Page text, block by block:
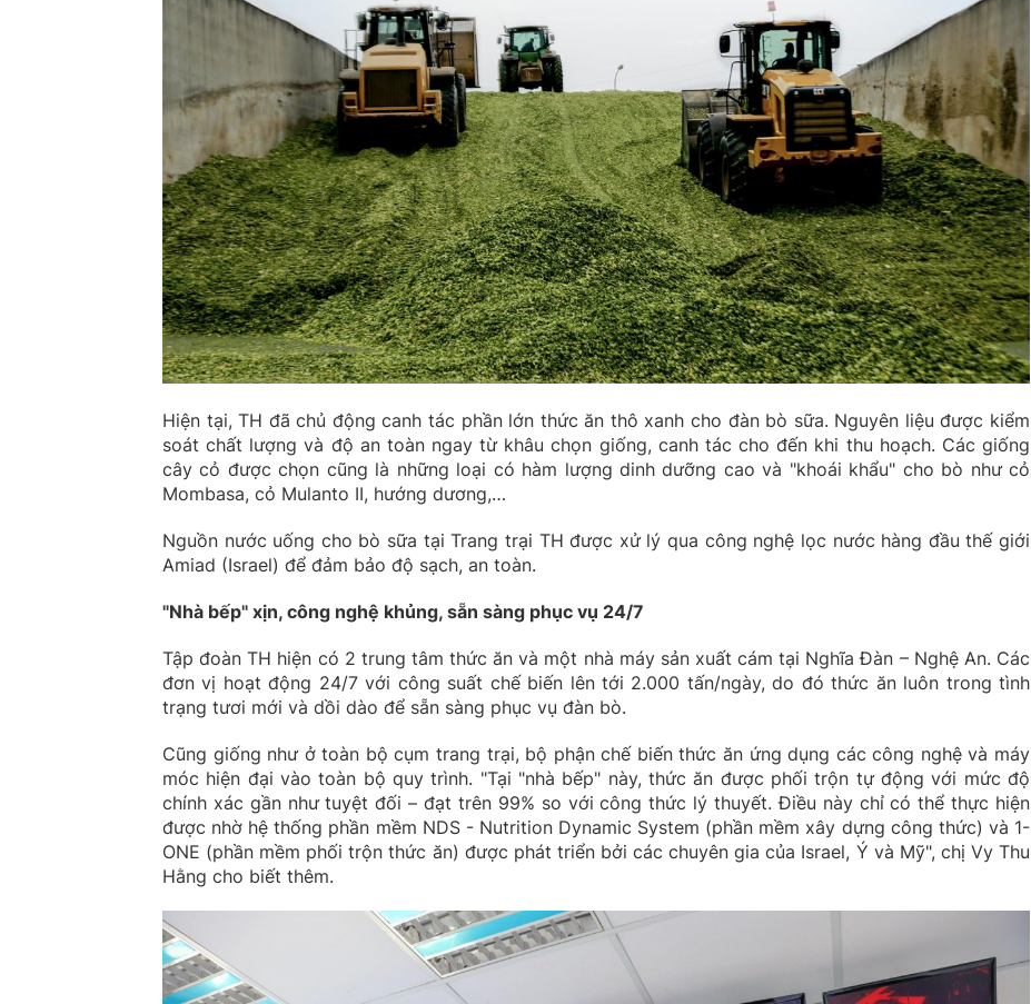
Hiện tại, TH đã chủ động canh tác phần lớn thức ăn thô xanh cho đàn bò sữa. Nguyên liệu được kiểm
soát chất lượng và độ an toàn ngay từ khâu chọn giống, canh tác cho đến khi thu hoạch. Các giống
cây cỏ được chọn cũng là những loại có hàm lượng dinh dưỡng cao và "khoái khẩu" cho bò như cỏ
Mombasa, cỏ Mulanto II, hướng dương,…
Nguồn nước uống cho bò sữa tại Trang trại TH được xử lý qua công nghệ lọc nước hàng đầu thế giới
Amiad (Israel) để đảm bảo độ sạch, an toàn.
"Nhà bếp" xịn, công nghệ khủng, sẵn sàng phục vụ 24/7
Tập đoàn TH hiện có 2 trung tâm thức ăn và một nhà máy sản xuất cám tại Nghĩa Đàn – Nghệ An. Các
đơn vị hoạt động 24/7 với công suất chế biến lên tới 2.000 tấn/ngày, do đó thức ăn luôn trong tình
trạng tươi mới và dồi dào để sẵn sàng phục vụ đàn bò.
Cũng giống như ở toàn bộ cụm trang trại, bộ phận chế biến thức ăn ứng dụng các công nghệ và máy
móc hiện đại vào toàn bộ quy trình. "Tại "nhà bếp" này, thức ăn được phối trộn tự động với mức độ
chính xác gần như tuyệt đối – đạt trên 99% so với công thức lý thuyết. Điều này chỉ có thể thực hiện
được nhờ hệ thống phần mềm NDS - Nutrition Dynamic System (phần mềm xây dựng công thức) và 1-
ONE (phần mềm phối trộn thức ăn) được phát triển bởi các chuyên gia của Israel, Ý và Mỹ", chị Vy Thu
Hằng cho biết thêm.